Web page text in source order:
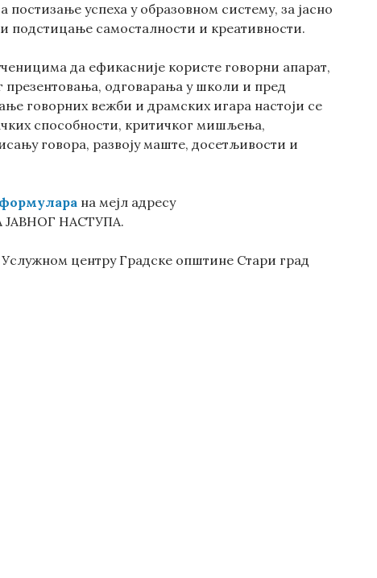
успеха у образовном систему, за јасно
подстицање самосталности и креативности.
да ефикасније користе говорни апарат,
презентовања, одговарања у школи и пред
говорних вежби и драмских игара настоји се
способности, критичког мишљења,
говора, развоју маште, досетљивости и
формулара на мејл адресу
ЈАВНОГ НАСТУПА.
центру Градске општине Стари град